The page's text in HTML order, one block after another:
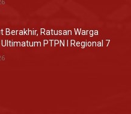
Berakhir, Ratusan Warga
PTPN I Regional 7